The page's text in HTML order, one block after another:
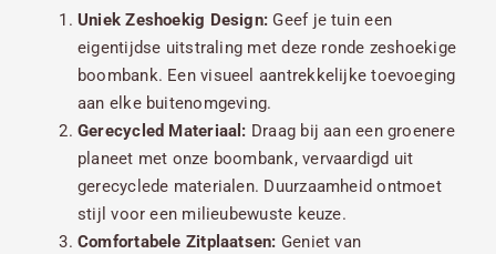
Uniek Zeshoekig Design: Geef je tuin een
eigentijdse uitstraling met deze ronde zeshoekige
boombank. Een visueel aantrekkelijke toevoeging
aan elke buitenomgeving.
Gerecycled Materiaal: Draag bij aan een groenere
planeet met onze boombank, vervaardigd uit
gerecyclede materialen. Duurzaamheid ontmoet
stijl voor een milieubewuste keuze.
Comfortabele Zitplaatsen: Geniet van